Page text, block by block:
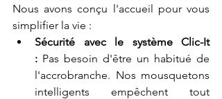
Nous avons conçu l'accueil pour vous
simplifier la vie :
Sécurité avec le système Clic-It
: Pas besoin d'être un habitué de
l'accrobranche. Nos mousquetons
intelligents empêchent tout